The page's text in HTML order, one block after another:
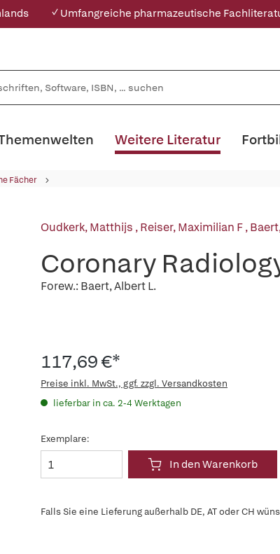
✓ Umfangreiche pharmazeutische
Weitere Literatur
Fächer
Oudkerk, Matthijs ,Reiser, Maximilian F,
Coronary
Forew.: Baert, Albert L.
117,69 €*
Preise inkl. MwSt., ggf. zzgl. Versandkosten
lieferbar in ca. 2-4 Werktagen
Exemplare:
In den Warenkorb
Falls Sie eine Lieferung außerhalb DE, AT oder CH